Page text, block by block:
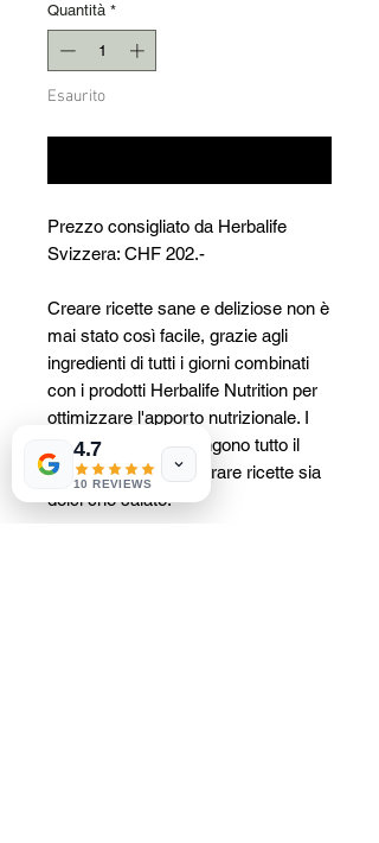
Quantità *
Esaurito
Prezzo consigliato da Herbalife
Svizzera: CHF 202.-
Creare ricette sane e deliziose non è
mai stato così facile, grazie agli
ingredienti di tutti i giorni combinati
con i prodotti Herbalife Nutrition per
ottimizzare l'apporto nutrizionale. I
Cooking Pack contengono tutto il
necessario per preparare ricette sia
dolci che salate.
4.7
10 REVIEWS